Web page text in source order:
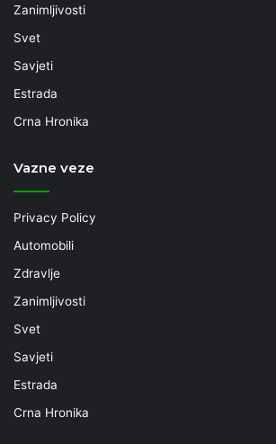
Zanimljivosti
Svet
Savjeti
Estrada
Crna Hronika
Vazne veze
Privacy Policy
Automobili
Zdravlje
Zanimljivosti
Svet
Savjeti
Estrada
Crna Hronika